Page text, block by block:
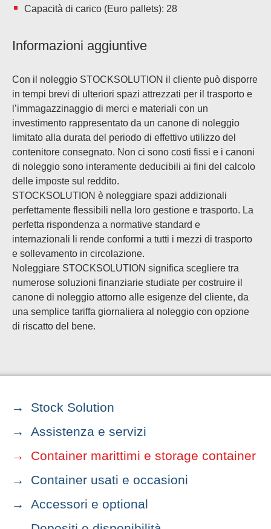
Capacità di carico (Euro pallets): 28
Informazioni aggiuntive
Con il noleggio STOCKSOLUTION il cliente può disporre
in tempi brevi di ulteriori spazi attrezzati per il trasporto e
l’immagazzinaggio di merci e materiali con un
investimento rappresentato da un canone di noleggio
limitato alla durata del periodo di effettivo utilizzo del
contenitore consegnato. Non ci sono costi fissi e i canoni
di noleggio sono interamente deducibili ai fini del calcolo
delle imposte sul reddito.
STOCKSOLUTION è noleggiare spazi addizionali
perfettamente flessibili nella loro gestione e trasporto. La
perfetta rispondenza a normative standard e
internazionali li rende conformi a tutti i mezzi di trasporto
e sollevamento in circolazione.
Noleggiare STOCKSOLUTION significa scegliere tra
numerose soluzioni finanziarie studiate per costruire il
canone di noleggio attorno alle esigenze del cliente, da
una semplice tariffa giornaliera al noleggio con opzione
di riscatto del bene.
Stock Solution
Assistenza e servizi
Container marittimi e storage container
Container usati e occasioni
Accessori e optional